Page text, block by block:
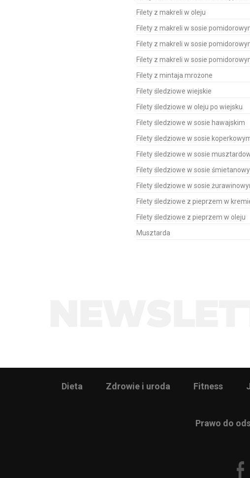
Filety z makreli w oleju
Filety z makreli w sosie
Filety z makreli w sosie
Filety z makreli w sosie
Filety z mintaja mrożone
Filety śledziowe wiejskie
Filety śledziowe w oleju po wiejsku
Filety śledziowe w sosie hawajskim
Filety śledziowe w sosie
Filety śledziowe w sosie
Filety śledziowe w sosie
Filety śledziowe w sosie
Filety śledziowe z pieprzem w
Filety śledziowe z pieprzem w oleju
Musztarda
Dieta Zdrowie i uroda Fitness
Prawo do